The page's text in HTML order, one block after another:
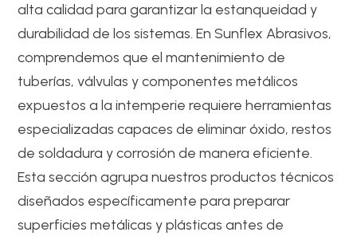
alta calidad para garantizar la estanqueidad y
durabilidad de los sistemas. En Sunflex Abrasivos,
comprendemos que el mantenimiento de
tuberías, válvulas y componentes metálicos
expuestos a la intemperie requiere herramientas
especializadas capaces de eliminar óxido, restos
de soldadura y corrosión de manera eficiente.
Esta sección agrupa nuestros productos técnicos
diseñados específicamente para preparar
superficies metálicas y plásticas antes de